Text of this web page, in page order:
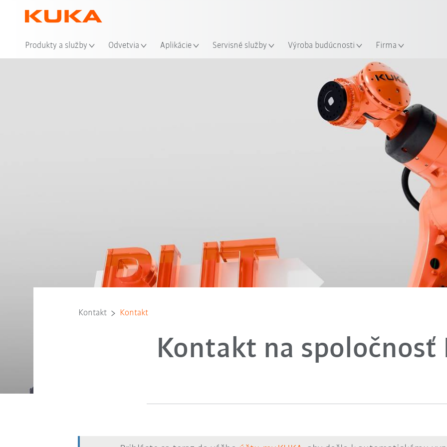
Produkty a služby Odvetvia Aplikácie Servisné služby Výroba budúcnosti Firma
Kontakt Kontakt
Kontakt na spoločnosť